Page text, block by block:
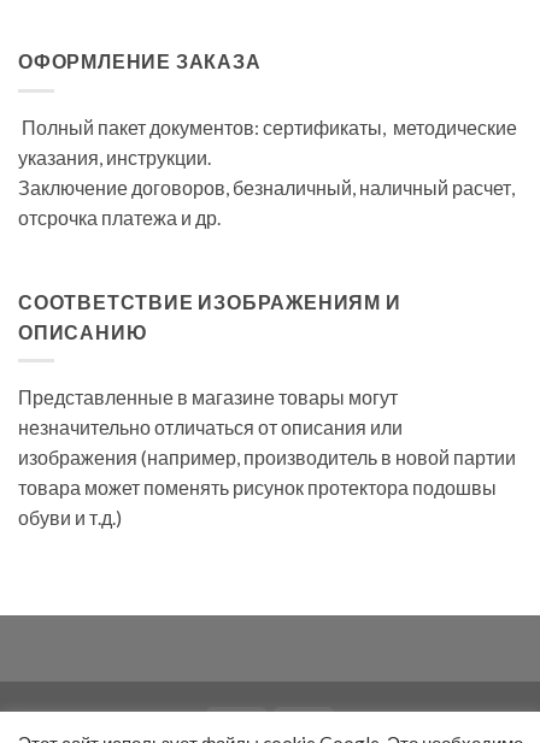
ОФОРМЛЕНИЕ ЗАКАЗА
Полный пакет документов: сертификаты, методические
указания, инструкции.
Заключение договоров, безналичный, наличный расчет,
отсрочка платежа и др.
СООТВЕТСТВИЕ ИЗОБРАЖЕНИЯМ И
ОПИСАНИЮ
Представленные в магазине товары могут
незначительно отличаться от описания или
изображения (например, производитель в новой партии
товара может поменять рисунок протектора подошвы
обуви и т.д.)